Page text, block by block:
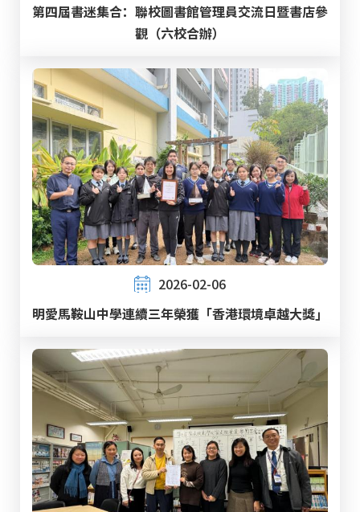
第四屆書迷集合：聯校圖書館管理員交流日暨書店參
觀（六校合辦）
2026-02-06
明愛馬鞍山中學連續三年榮獲「香港環境卓越大獎」